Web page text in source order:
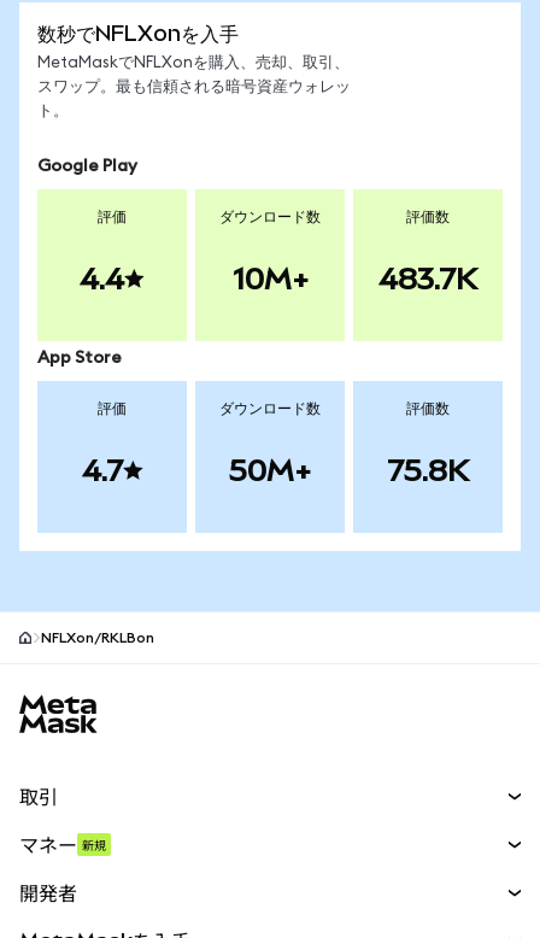
数秒でNFLXonを入手
MetaMaskでNFLXonを購入、売却、取引、
スワップ。最も信頼される暗号資産ウォレッ
ト。
Google Play
評価
4.4
ダウンロード数
10M+
評価数
483.7K
App Store
評価
4.7
ダウンロード数
50M+
評価数
75.8K
NFLXon/RKLBon
取引
パーペチュアル
マネー 新規
開発者